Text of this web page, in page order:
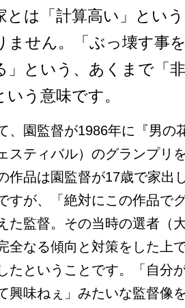
とは「計算高い」とい
ません。「ぶっ壊す事
」という、あくまで「
う意味です。
、園監督が1986年に『男の
スティバル）のグランプリ
作品は園監督が17歳で家出
すが、「絶対にこの作品で
た監督。その当時の選者（
全なる傾向と対策をした上
たということです。「自分
興味ねぇ」みたいな監督像